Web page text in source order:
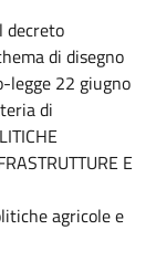
decreto
di disegno
legge 22 giugno
di
E
agricole e